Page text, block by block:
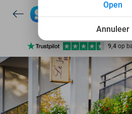
7 dagen per week
10+ miljoen
9,4 op
Ontdek
7 dagen per week
10+ miljoen
Annuleer
Open